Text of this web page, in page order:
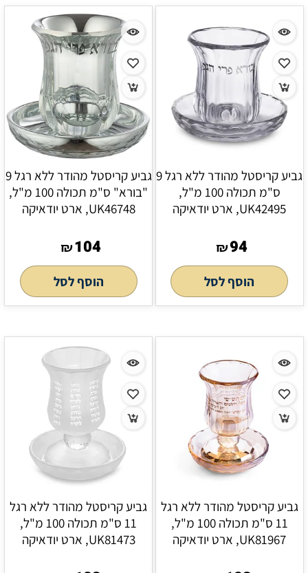
גביע קריסטל מהודר ללא רגל 9
ס"מ תכולה 100 מ"ל,
UK42495, ארט יודאיקה
₪94
הוסף לסל
גביע קריסטל מהודר ללא רגל 9
"בורא" ס"מ תכולה 100 מ"ל,
UK46748, ארט יודאיקה
₪104
הוסף לסל
גביע קריסטל מהודר ללא רגל
11 ס"מ תכולה 100 מ"ל,
UK81967, ארט יודאיקה
גביע קריסטל מהודר ללא רגל
11 ס"מ תכולה 100 מ"ל,
UK81473, ארט יודאיקה